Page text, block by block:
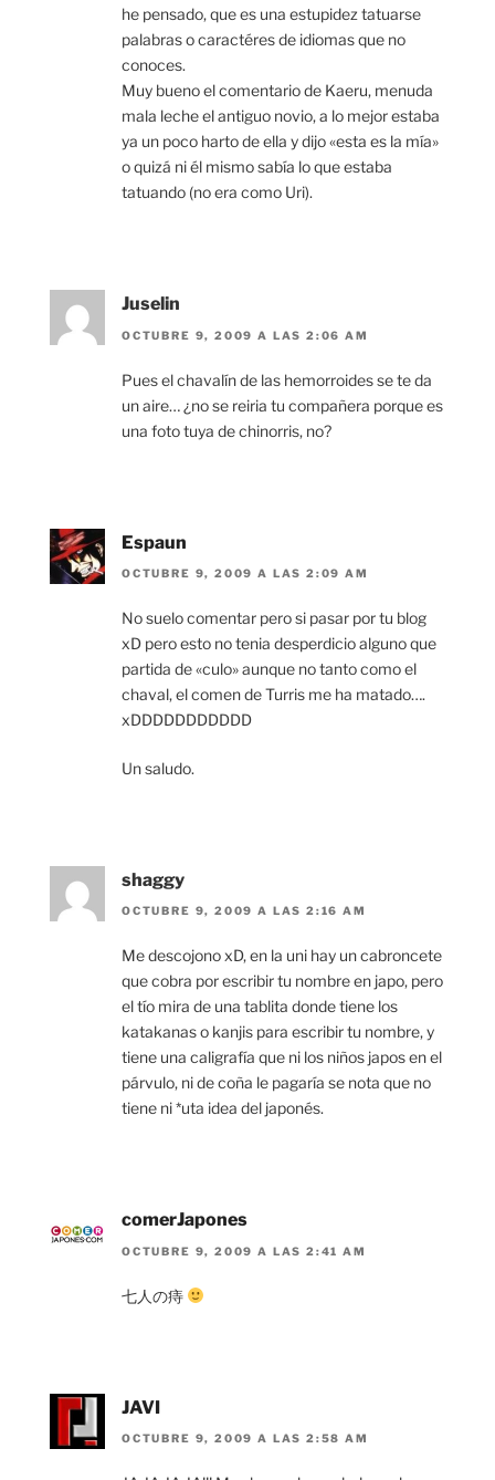
he pensado, que es una estupidez tatuarse
palabras o caractéres de idiomas que no
conoces.
Muy bueno el comentario de Kaeru, menuda
mala leche el antiguo novio, a lo mejor estaba
ya un poco harto de ella y dijo «esta es la mía»
o quizá ni él mismo sabía lo que estaba
tatuando (no era como Uri).
Juselin
OCTUBRE 9, 2009 A LAS 2:06 AM
Pues el chavalín de las hemorroides se te da
un aire… ¿no se reiria tu compañera porque es
una foto tuya de chinorris, no?
Espaun
OCTUBRE 9, 2009 A LAS 2:09 AM
No suelo comentar pero si pasar por tu blog
xD pero esto no tenia desperdicio alguno que
partida de «culo» aunque no tanto como el
chaval, el comen de Turris me ha matado….
xDDDDDDDDDDD
Un saludo.
shaggy
OCTUBRE 9, 2009 A LAS 2:16 AM
Me descojono xD, en la uni hay un cabroncete
que cobra por escribir tu nombre en japo, pero
el tío mira de una tablita donde tiene los
katakanas o kanjis para escribir tu nombre, y
tiene una caligrafía que ni los niños japos en el
párvulo, ni de coña le pagaría se nota que no
tiene ni *uta idea del japonés.
comerJapones
OCTUBRE 9, 2009 A LAS 2:41 AM
七人の痔
JAVI
OCTUBRE 9, 2009 A LAS 2:58 AM